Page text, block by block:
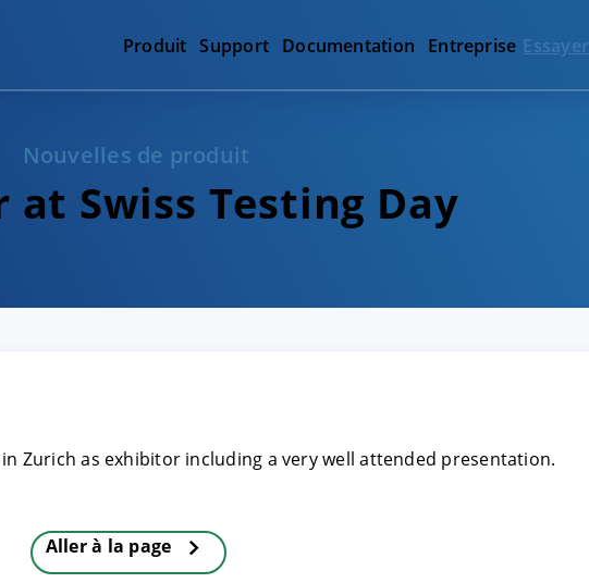
Produit Support Documentation Entreprise Essayer
Nouvelles de produit
Swiss Testing Day
in Zurich as exhibitor including a very well attended presentation.
Aller à la page
REFUSER